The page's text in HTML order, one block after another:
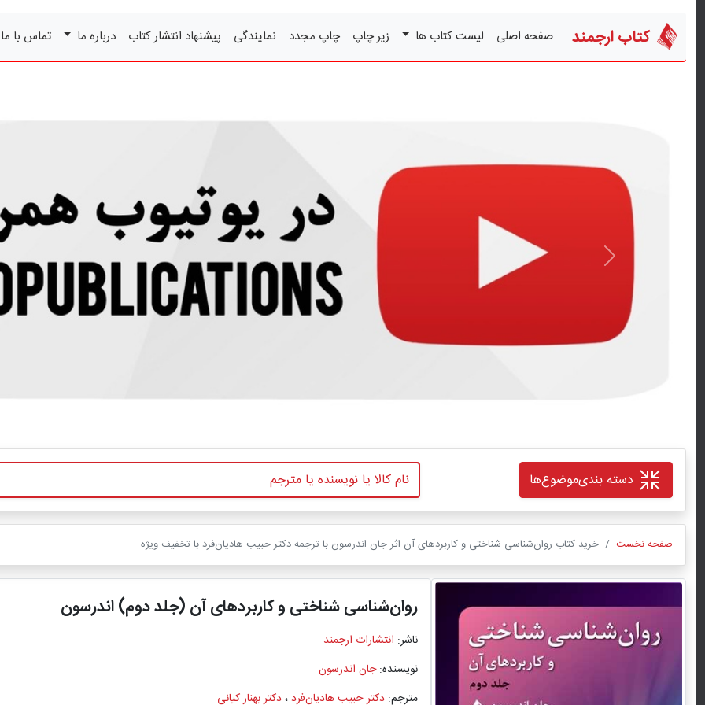
کتاب ارجمند صفحه اصلی لیست کتاب ها زیر چاپ چاپ مجدد نمایندگی پیشنهاد انتشار کتاب درباره ما تماس با
قبلی
دسته بندیموضوع‌ها
صفحه نخست خرید کتاب روان‌شناسی شناختی و کاربردهای آن اثر جان اندرسون با ترجمه دکتر حبیب هادیان‌فرد با تخفیف ویژه
روان‌شناسی شناختی و کاربردهای آن (جلد دوم) اندرسون
ناشر: انتشارات ارجمند
نویسنده:جان اندرسون
مترجم: دکتر حبیب هادیان‌فرد،دکتر بهناز کیانی